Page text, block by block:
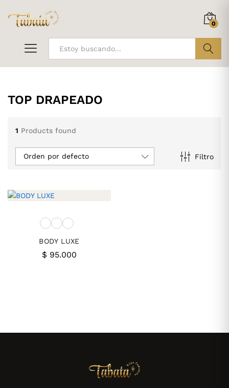
0
TOP DRAPEADO
1 Products found
Filtro
Orden por defecto
BODY LUXE
$ 95.000